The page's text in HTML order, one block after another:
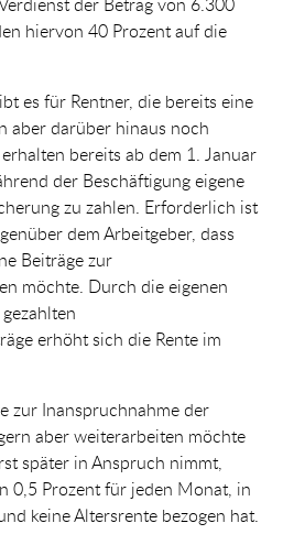
hiervon 40 Prozent auf die
es für Rentner, die bereits eine
aber darüber hinaus noch
bereits ab dem 1. Januar
der Beschäftigung eigene
zu zahlen. Erforderlich ist
dem Arbeitgeber, dass
Beiträge zur
möchte. Durch die eigenen
erhöht sich die Rente im
zur Inanspruchnahme der
aber weiterarbeiten möchte
später in Anspruch nimmt,
0,5 Prozent für jeden Monat, in
keine Altersrente bezogen hat.